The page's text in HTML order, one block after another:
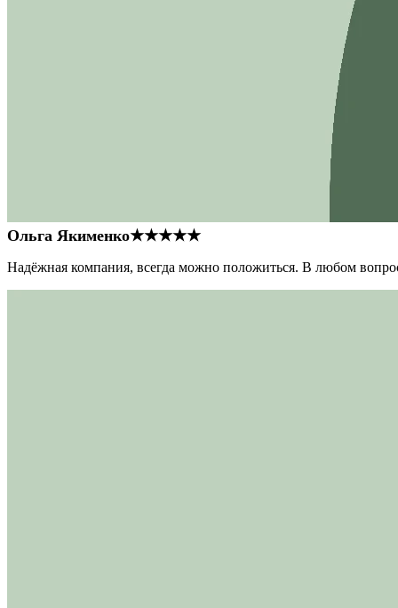
Ольга Якименко★★★★★
Надёжная компания, всегда можно положиться. В любом